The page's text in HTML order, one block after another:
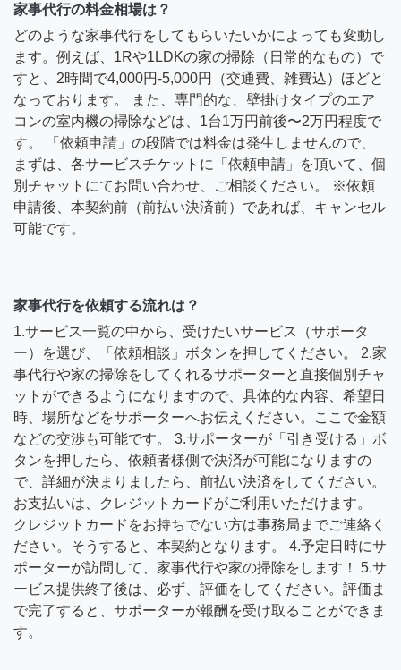
家事代行の料金相場は？
どのような家事代行をしてもらいたいかによっても変動し
ます。例えば、1Rや1LDKの家の掃除（日常的なもの）で
すと、2時間で4,000円-5,000円（交通費、雑費込）ほどと
なっております。 また、専門的な、壁掛けタイプのエア
コンの室内機の掃除などは、1台1万円前後〜2万円程度で
す。 「依頼申請」の段階では料金は発生しませんので、
まずは、各サービスチケットに「依頼申請」を頂いて、個
別チャットにてお問い合わせ、ご相談ください。 ※依頼
申請後、本契約前（前払い決済前）であれば、キャンセル
可能です。
家事代行を依頼する流れは？
1.サービス一覧の中から、受けたいサービス（サポータ
ー）を選び、「依頼相談」ボタンを押してください。 2.家
事代行や家の掃除をしてくれるサポーターと直接個別チャ
ットができるようになりますので、具体的な内容、希望日
時、場所などをサポーターへお伝えください。ここで金額
などの交渉も可能です。 3.サポーターが「引き受ける」ボ
タンを押したら、依頼者様側で決済が可能になりますの
で、詳細が決まりましたら、前払い決済をしてください。
お支払いは、クレジットカードがご利用いただけます。
クレジットカードをお持ちでない方は事務局までご連絡く
ださい。そうすると、本契約となります。 4.予定日時にサ
ポーターが訪問して、家事代行や家の掃除をします！ 5.サ
ービス提供終了後は、必ず、評価をしてください。評価ま
で完了すると、サポーターが報酬を受け取ることができま
す。